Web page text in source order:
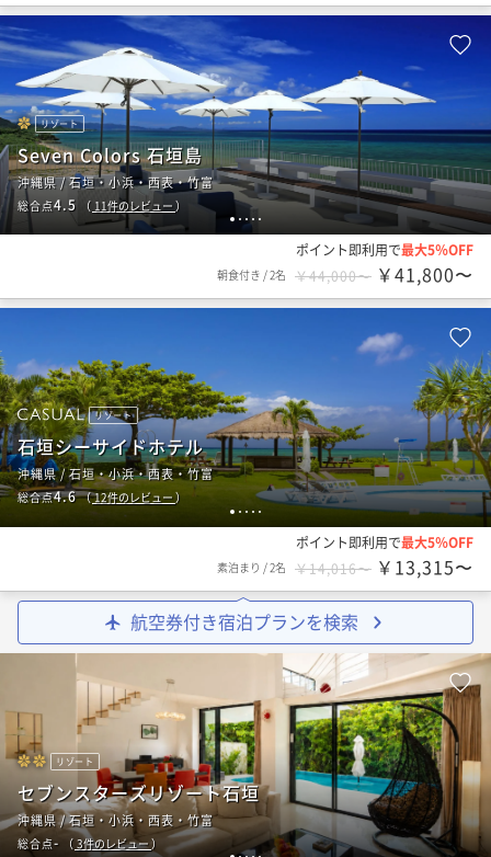
1 2 3 4 5
リゾート
Seven Colors 石垣島
沖縄県 / 石垣・小浜・西表・竹富
総合点4.5 （ 11件のレビュー）
ポイント即利用で最大5％OFF
朝食付き /2名 ￥44,000〜 ￥41,800〜
1 2 3 4 5
リゾート
石垣シーサイドホテル
沖縄県 / 石垣・小浜・西表・竹富
総合点4.6（12件のレビュー）
ポイント即利用で最大5％OFF
素泊まり /2名 ￥14,016〜 ￥13,315〜
航空券付き宿泊プランを検索
リゾート
セブンスターズリゾート石垣
沖縄県 / 石垣・小浜・西表・竹富
総合点- （ 3件のレビュー）